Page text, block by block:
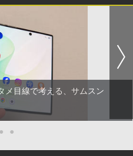
メ目線で考える、サムスン
● ●